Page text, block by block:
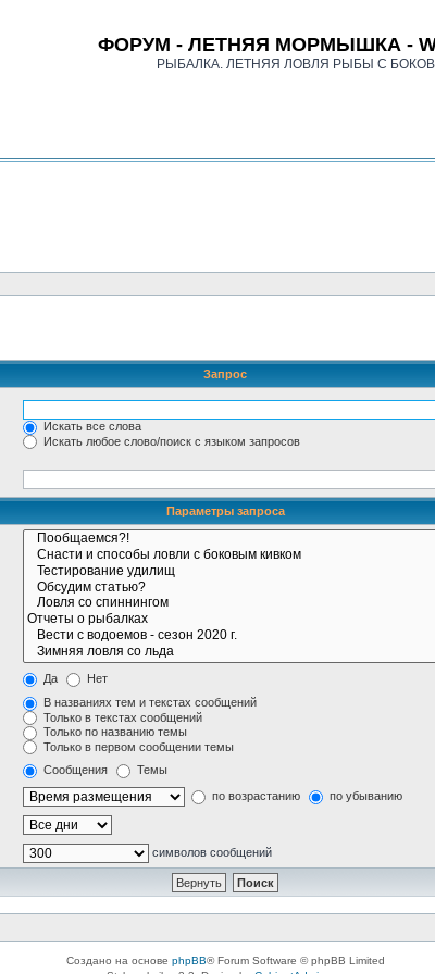
ФОРУМ - ЛЕТНЯЯ МОРМЫШКА -
РЫБАЛКА. ЛЕТНЯЯ ЛОВЛЯ РЫБЫ С
Запрос
Искать все слова
Искать любое слово/поиск с языком запросов
Параметры запроса
Да Нет
В названиях тем и текстах сообщений
Только в текстах сообщений
Только по названию темы
Только в первом сообщении темы
Сообщения Темы
по возрастанию по убыванию
символов сообщений
Создано на основе phpBB® Forum Software © phpBB Limited